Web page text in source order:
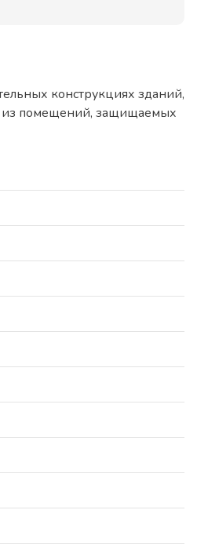
конструкциях зданий,
из помещений, защищаемых